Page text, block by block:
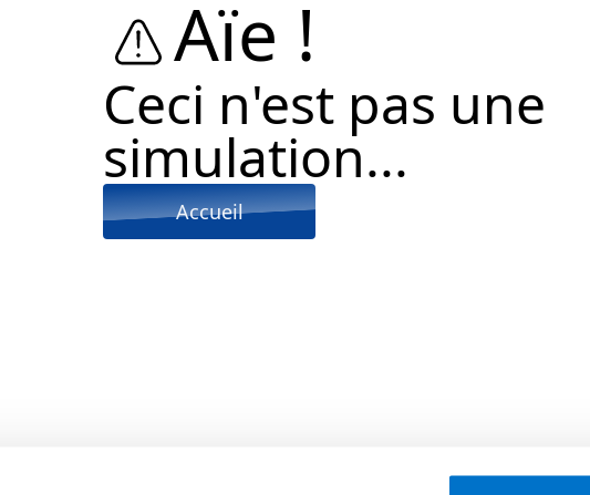
Aïe !
Ceci n'est pas une
simulation...
Accueil